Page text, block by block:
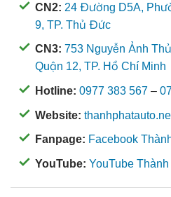
CN2: 24 Đường D5A,
9, TP. Thủ Đức
CN3: 753 Nguyễn Ảnh
Quận 12, TP. Hồ Chí Minh
Hotline: 0977 383 567 –
Website:
Fanpage: Facebook
YouTube: YouTube